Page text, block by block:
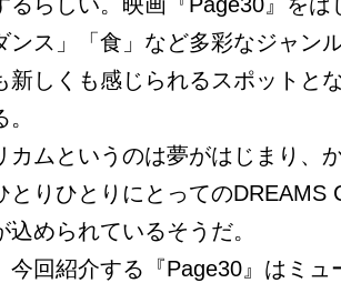
ンス」「食」など多彩なジャン
新しくも感じられるスポットと
カムというのは夢がはじまり、
とりひとりにとってのDREAMS
込められているそうだ。
今回紹介する『Page30』はミュ